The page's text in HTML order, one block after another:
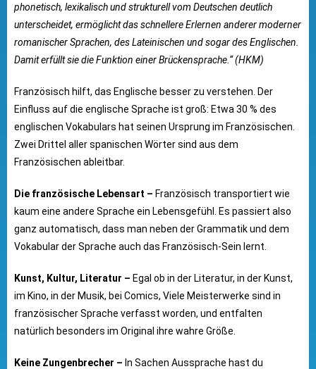
phonetisch, lexikalisch und strukturell vom Deutschen deutlich
unterscheidet, ermöglicht das schnellere Erlernen anderer moderner
romanischer Sprachen, des Lateinischen und sogar des Englischen.
Damit erfüllt sie die Funktion einer Brückensprache.“ (HKM)
Französisch hilft, das Englische besser zu verstehen. Der
Einfluss auf die englische Sprache ist groß: Etwa 30 % des
englischen Vokabulars hat seinen Ursprung im Französischen.
Zwei Drittel aller spanischen Wörter sind aus dem
Französischen ableitbar.
Die französische Lebensart – Französisch transportiert wie
kaum eine andere Sprache ein Lebensgefühl. Es passiert also
ganz automatisch, dass man neben der Grammatik und dem
Vokabular der Sprache auch das Französisch-Sein lernt.
Kunst, Kultur, Literatur – Egal ob in der Literatur, in der Kunst,
im Kino, in der Musik, bei Comics, Viele Meisterwerke sind in
französischer Sprache verfasst worden, und entfalten
natürlich besonders im Original ihre wahre Größe.
Keine Zungenbrecher – In Sachen Aussprache hast du